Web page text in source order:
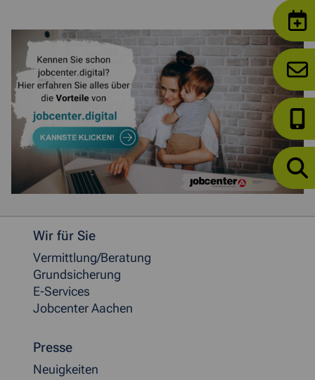
Weitere allgemeine Informationen
Wir für Sie
Vermittlung/Beratung
Grundsicherung
E-Services
Jobcenter Aachen
Presse
Neuigkeiten